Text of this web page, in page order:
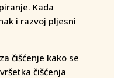
Kada
i razvoj pljesni
čišćenje kako se
čišćenja